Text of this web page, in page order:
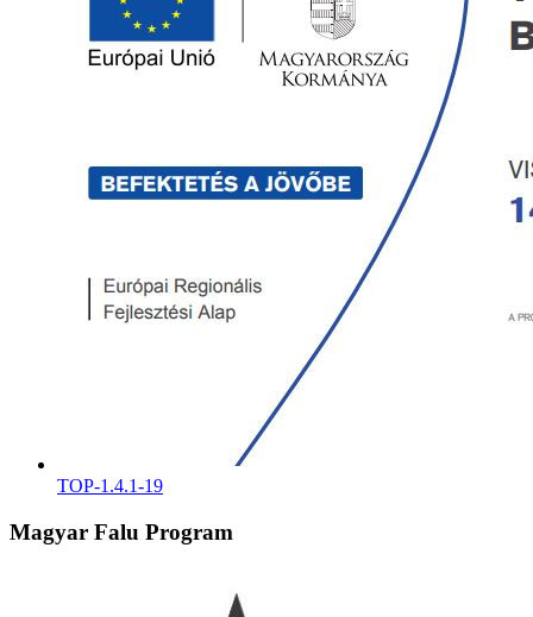
TOP-1.4.1-19
Magyar Falu Program